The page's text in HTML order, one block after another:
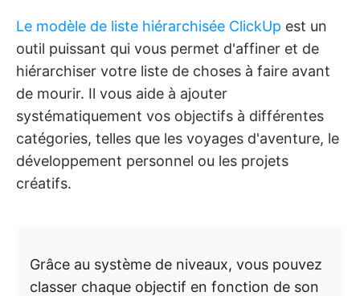
Le modèle de liste hiérarchisée ClickUp est un
outil puissant qui vous permet d'affiner et de
hiérarchiser votre liste de choses à faire avant
de mourir. Il vous aide à ajouter
systématiquement vos objectifs à différentes
catégories, telles que les voyages d'aventure, le
développement personnel ou les projets
créatifs.
Grâce au système de niveaux, vous pouvez
classer chaque objectif en fonction de son